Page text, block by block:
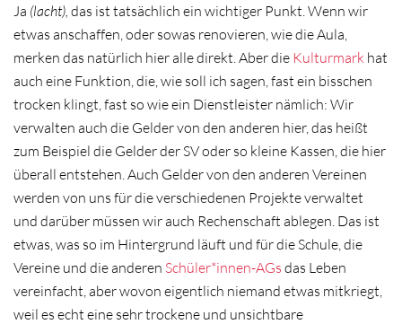
Ja (lacht), das ist tatsächlich ein wichtiger Punkt. Wenn wir
etwas anschaffen, oder sowas renovieren, wie die Aula,
merken das natürlich hier alle direkt. Aber die Kulturmark hat
auch eine Funktion, die, wie soll ich sagen, fast ein bisschen
trocken klingt, fast so wie ein Dienstleister nämlich: Wir
verwalten auch die Gelder von den anderen hier, das heißt
zum Beispiel die Gelder der SV oder so kleine Kassen, die hier
überall entstehen. Auch Gelder von den anderen Vereinen
werden von uns für die verschiedenen Projekte verwaltet
und darüber müssen wir auch Rechenschaft ablegen. Das ist
etwas, was so im Hintergrund läuft und für die Schule, die
Vereine und die anderen Schüler*innen-AGs das Leben
vereinfacht, aber wovon eigentlich niemand etwas mitkriegt,
weil es echt eine sehr trockene und unsichtbare